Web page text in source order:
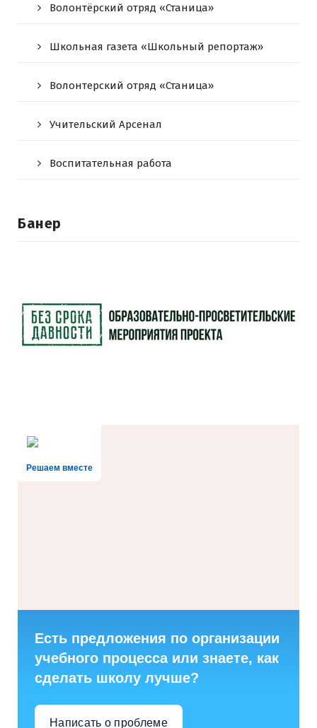
Волонтёрский отряд «Станица»
Школьная газета «Школьный репортаж»
Волонтерский отряд «Станица»
Учительский Арсенал
Воспитательная работа
Банер
Решаем вместе
Есть предложения по организации
учебного процесса или знаете, как
сделать школу лучше?
Написать о проблеме